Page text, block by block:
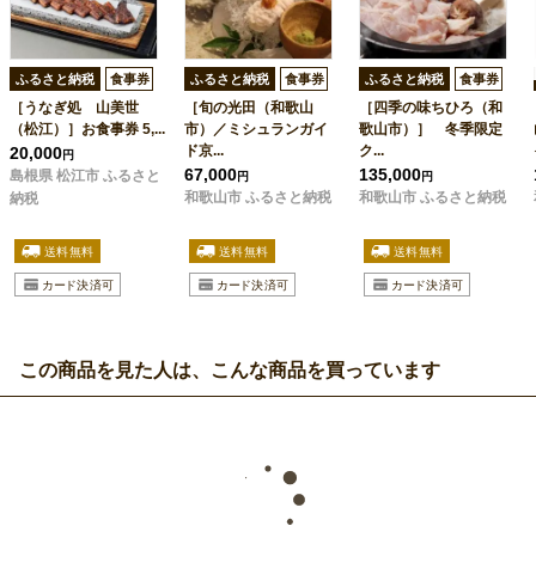
ふるさと納税 食事券
［うなぎ処 山美世
（松江）］お食事券 5,...
20,000円
島根県 松江市 ふるさと
納税
ふるさと納税 食事券
［旬の光田（和歌山
市）／ミシュランガイ
ド京...
67,000円
和歌山市 ふるさと納税
ふるさと納税 食事券
［四季の味ちひろ（和
歌山市）］ 冬季限定
ク...
135,000円
和歌山市 ふるさと納税
この商品を見た人は、こんな商品を買っています